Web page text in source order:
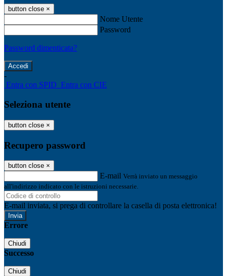
button close ×
Nome Utente
Password
Password dimenticata?
-
Entra con SPID Entra con CIE
Seleziona utente
button close ×
Recupero password
button close ×
E-mail Verrà inviato un messaggio
all'indirizzo indicato con le istruzioni necessarie.
E-mail inviata, si prega di controllare la casella di posta elettronica!
Errore
Chiudi
Successo
Chiudi